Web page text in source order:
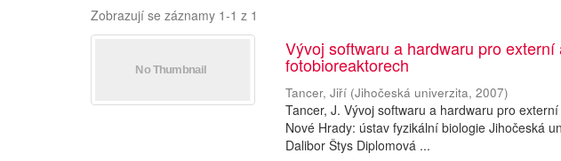
Zobrazují se záznamy 1-1 z 1
Vývoj softwaru a hardwaru pro
fotobioreaktorech
Tancer, Jiří (Jihočeská univerzita,2007)
Tancer, J. Vývoj softwaru a hardwaru pro
Nové Hrady: ústav fyzikální biologie Jihočeská
Dalibor Štys Diplomová ...